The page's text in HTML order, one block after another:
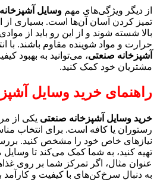
از دیگر ویژگی‌های مهم وسایل
تمیز کردن آسان آن‌ها است. بسیاری از
بالا شسته شوند و از این رو باید از
حرارت و مواد شوینده مقاوم باشند. با
آشپزخانه صنعتی، می‌توانید به بهبود
مشتریان خود کمک کنید.
راهنمای خرید وسایل
خرید وسایل آشپزخانه صنعتی یکی از
رستوران یا کافه است. برای انتخاب
نیازهای خاص خود را مشخص کنید.
تهیه کنید، به شما کمک می‌کند تا
عنوان مثال، اگر تمرکز شما بر روی
به دنبال سرخ‌کن‌های با کیفیت و کارآمد